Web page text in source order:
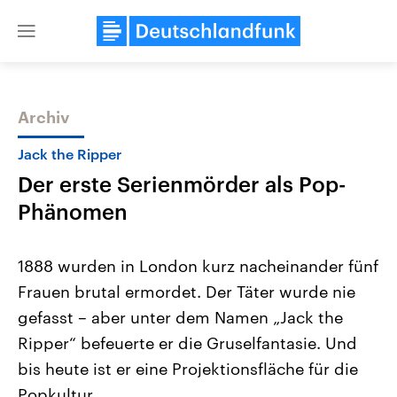
Close
Themen
Landtagswahl Sachsen-Anhalt
2026
Alle Informationen
Sachsen-Anhalt wählt am 6.
September 2026 einen neuen
Landtag. Seit 2021 wird das
Bundesland von einer Koalition aus
Aktuelle Beiträge,
Hintergründe
Wirtschaftlich und
gehören die Vereinigten
den mächtigsten Ländern
Archiv
Jack the Ripper
Der erste Serienmörder als Pop-
Phänomen
1888 wurden in London kurz nacheinander fünf
Frauen brutal ermordet. Der Täter wurde nie
gefasst – aber unter dem Namen „Jack the
Ripper“ befeuerte er die Gruselfantasie. Und
bis heute ist er eine Projektionsfläche für die